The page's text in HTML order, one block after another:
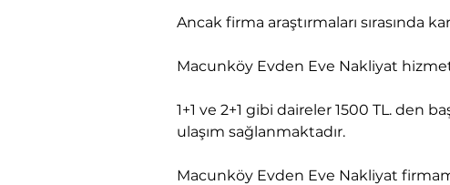
​Ancak firma araştırmaları sırasında
Macunköy Evden Eve Nakliyat
1+1 ve 2+1 gibi daireler 1500 TL. den
ulaşım sağlanmaktadır.
Macunköy Evden Eve Nakliyat